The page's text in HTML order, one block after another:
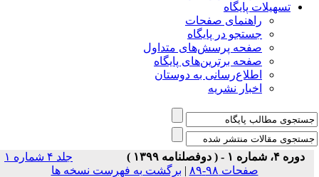
پایگاه
راهنمای صفحات
جستجو در پایگاه
صفحه پرسش‌های متداول
صفحه برترین‌های پایگاه
اطلاع‌رسانی به دوستان
اخبار نشریه
جلد ۴ شماره ۱
|برگشت به فهرست نسخه ها